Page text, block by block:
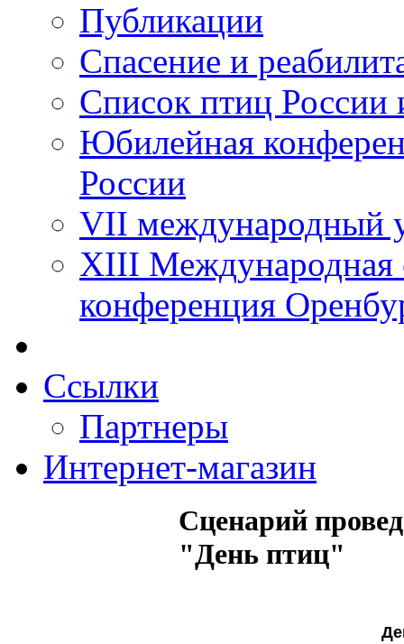
Публикации
Спасение и
Список птиц России
Юбилейная
России
VII международный
XIII Международная
конференция
Ссылки
Партнеры
Интернет-магазин
Сценарий
"День птиц"